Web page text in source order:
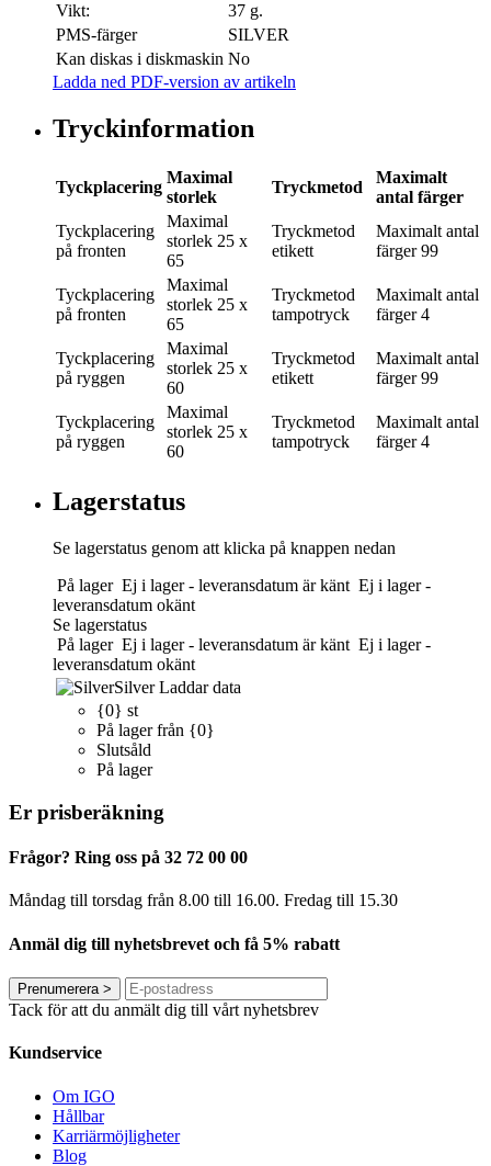
Vikt:
37 g.
PMS-färger
SILVER
Kan diskas i diskmaskin No
Ladda ned PDF-version av artikeln
Tryckinformation
Tyckplacering
Maximal
storlek
Tryckmetod
Maximalt
antal färger
Tyckplacering
på fronten
Maximal
storlek 25 x
65
Tryckmetod
etikett
Maximalt antal
färger 99
Tyckplacering
på fronten
Maximal
storlek 25 x
65
Tryckmetod
tampotryck
Maximalt antal
färger 4
Tyckplacering
på ryggen
Maximal
storlek 25 x
60
Tryckmetod
etikett
Maximalt antal
färger 99
Tyckplacering
på ryggen
Maximal
storlek 25 x
60
Tryckmetod
tampotryck
Maximalt antal
färger 4
Lagerstatus
Se lagerstatus genom att klicka på knappen nedan
På lager Ej i lager - leveransdatum är känt Ej i lager -
leveransdatum okänt
Se lagerstatus
På lager Ej i lager - leveransdatum är känt Ej i lager -
leveransdatum okänt
Silver Laddar data
{0} st
På lager från {0}
Slutsåld
På lager
Er prisberäkning
Frågor? Ring oss på 32 72 00 00
Måndag till torsdag från 8.00 till 16.00. Fredag ​​till 15.30
Anmäl dig till nyhetsbrevet och få 5% rabatt
Prenumerera>
Tack för att du anmält dig till vårt nyhetsbrev
Kundservice
Om IGO
Hållbar
Karriärmöjligheter
Blog